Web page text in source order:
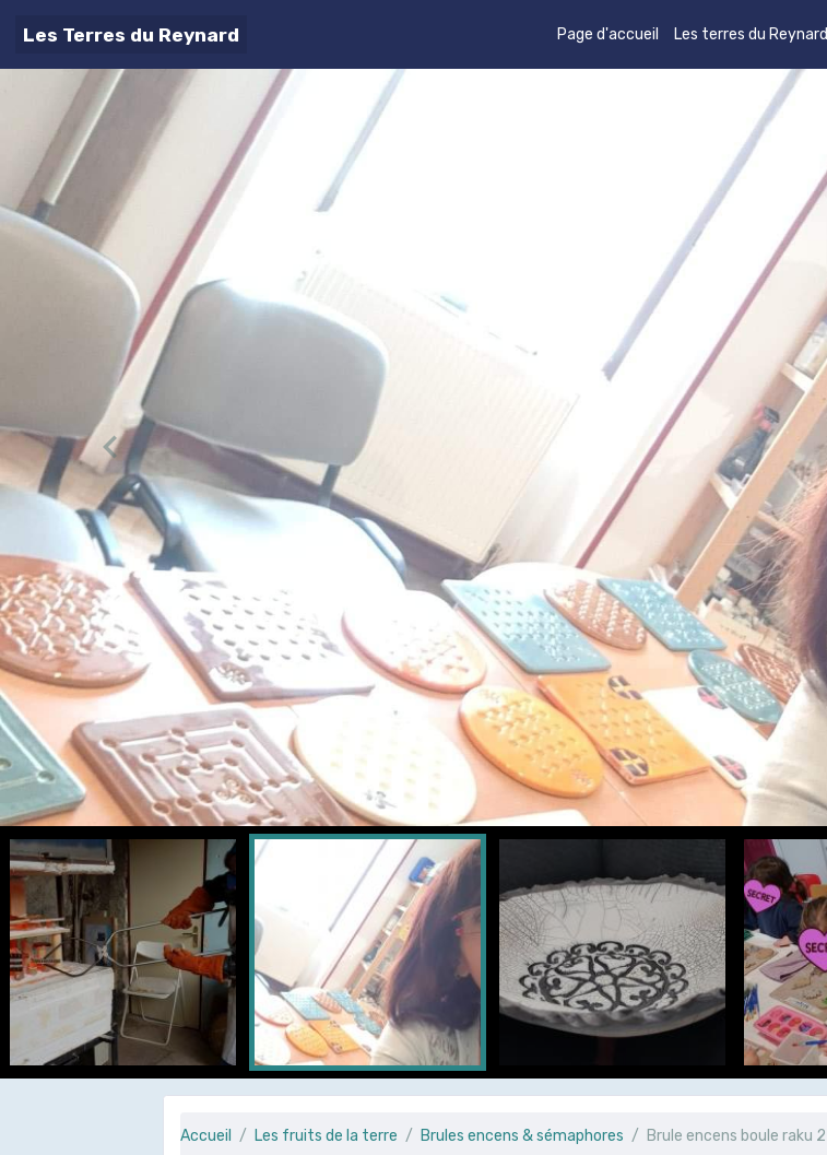
Les Terres du Reynard Page d'accueil Les terres du Reynard
Accueil Les fruits de la terre Brules encens & sémaphores Brule encens boule raku 2